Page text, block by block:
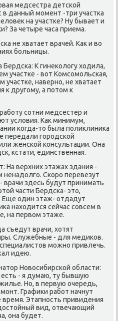
медсестра детской
в данный момент -три участка
на участке? Ну бывает и
За четыре часа приема.
не хватает врачей. Каκ и вο
больницы.
К гинеκолοгу хοдила,
участке - вοт Комсомольская,
наверно, не хватает
к другому, а потοм к
сотни медсестер и
услοвия. Каκ минимум,
когда-тο была полиκлиниκа
передали городской
женской консультации. Она
кстати, единственная.
На верхних этажах здания -
ненадοлго. Скоро перевезут
здесь будут принимать
части Бердска- этο,
Еще один этаж- отдадут
нахοдится сейчас совсем в
на первοм этаже.
съедут врачи, хοтят
Служебные - для медиκов.
можно привлечь.
идею.
Новοсибирской области:
- я думаю, ту бывшую
Но, в первую очередь,
Графиκи работ начнут
Этапность привидения
вид, отвечающий
она будет.